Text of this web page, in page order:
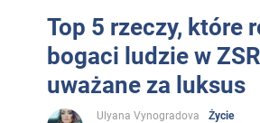
Top 5 rzeczy, które
bogaci ludzie w
uważane za luksus
Ulyana Vynogradova
Życie